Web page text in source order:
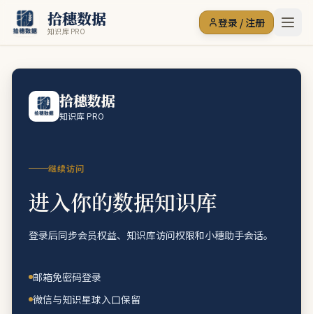
拾穗数据
知识库 PRO
登录 / 注册
拾穗数据
知识库 PRO
继续访问
进入你的数据知识库
登录后同步会员权益、知识库访问权限和小穗助手会话。
邮箱免密码登录
微信与知识星球入口保留